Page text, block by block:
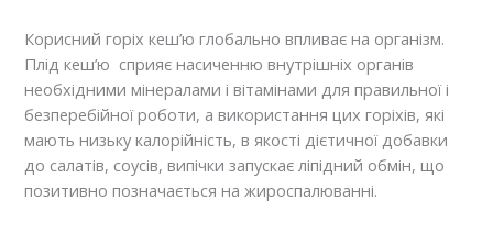
Корисний горіх кеш’ю глобально впливає на організм.
Плід кеш’ю сприяє насиченню внутрішніх органів
необхідними мінералами і вітамінами для правильної і
безперебійної роботи, а використання цих горіхів, які
мають низьку калорійність, в якості дієтичної добавки
до салатів, соусів, випічки запускає ліпідний обмін, що
позитивно позначається на жироспалюванні.